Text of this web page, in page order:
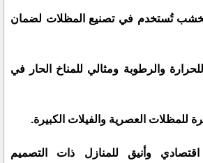
تُستخدم في تصنيع المظلات لضمان
والرطوبة ومثالي للمناخ الحار في
للمظلات العصرية والفيلات الكبيرة.
وأنيق للمنازل ذات التصميم